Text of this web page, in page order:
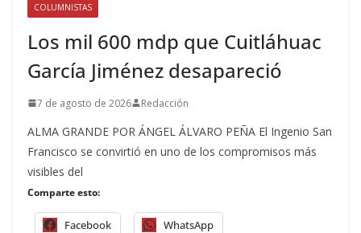
COLUMNISTAS
Los mil 600 mdp que Cuitláhuac
García Jiménez desapareció
7 de agosto de 2026 Redacción
ALMA GRANDE POR ÁNGEL ÁLVARO PEÑA El Ingenio San
Francisco se convirtió en uno de los compromisos más
visibles del
Comparte esto:
Facebook WhatsApp